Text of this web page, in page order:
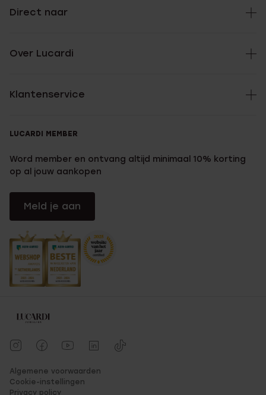
Direct naar
Over Lucardi
Klantenservice
LUCARDI MEMBER
Word member en ontvang altijd minimaal 10% korting
op al jouw aankopen
Meld je aan
Algemene voorwaarden
Cookie-instellingen
Privacy policy